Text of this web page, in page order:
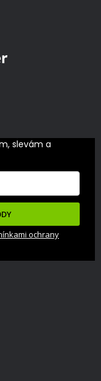
slevám a
ochrany